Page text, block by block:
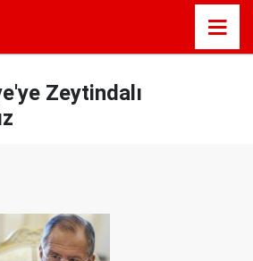
Zeytindalı